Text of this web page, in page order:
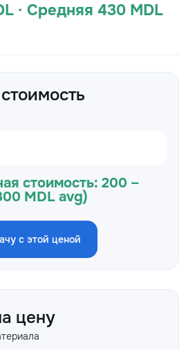
· Средняя 430 MDL
стоимость: 200 –
MDL avg)
с этой ценой
цену